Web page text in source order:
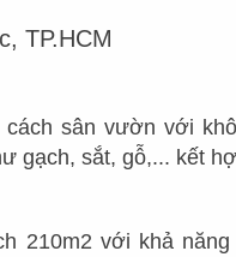
TP.HCM
sân vườn với
gạch, sắt, gỗ,... kết
210m2 với khả
- SỨ MỆNH
LÀM VIỆC
XUẤT
THIẾT KẾ NHÀ HÀNG LẨU
- BBQ
HÀNG DIMSUM
SẢN
VỊ TRÍ